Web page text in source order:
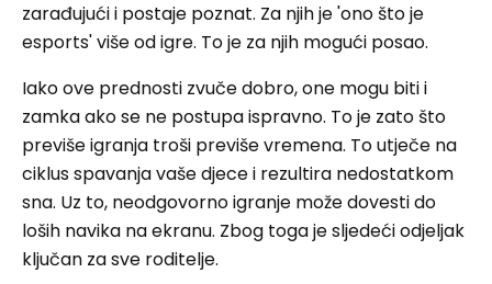
zarađujući i postaje poznat. Za njih je 'ono što je
esports' više od igre. To je za njih mogući posao.
Iako ove prednosti zvuče dobro, one mogu biti i
zamka ako se ne postupa ispravno. To je zato što
previše igranja troši previše vremena. To utječe na
ciklus spavanja vaše djece i rezultira nedostatkom
sna. Uz to, neodgovorno igranje može dovesti do
loših navika na ekranu. Zbog toga je sljedeći odjeljak
ključan za sve roditelje.